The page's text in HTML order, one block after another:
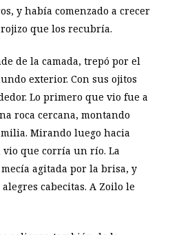
y había comenzado a crecer
que los recubría.
de la camada, trepó por el
exterior. Con sus ojitos
Lo primero que vio fue a
roca cercana, montando
Mirando luego hacia
vio que corría un río. La
agitada por la brisa, y
cabecitas. A Zoilo le